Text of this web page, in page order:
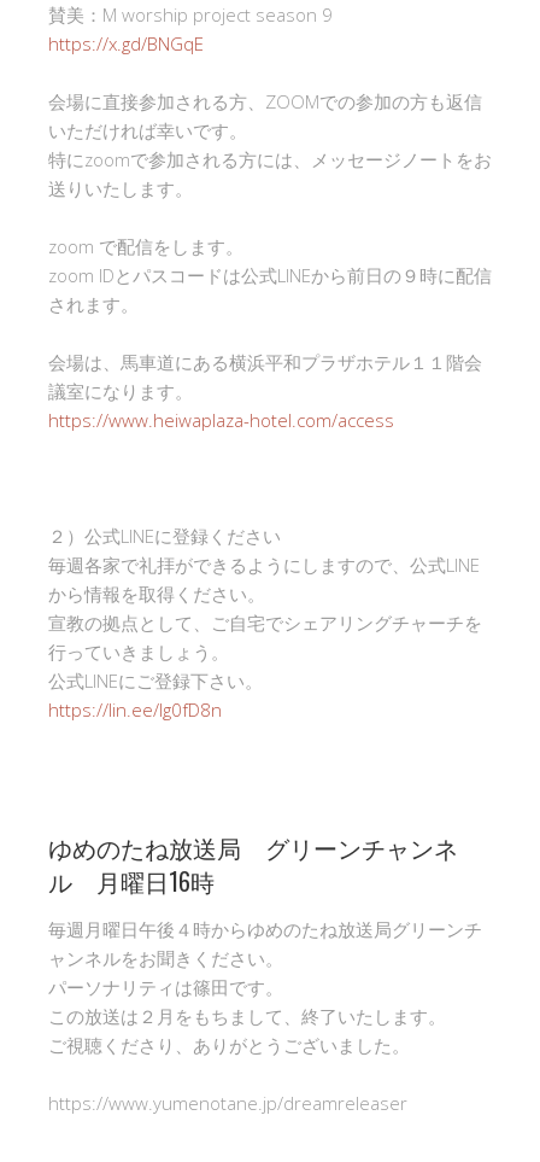
賛美：M worship project season 9
https://x.gd/BNGqE
会場に直接参加される方、ZOOMでの参加の方も返信
いただければ幸いです。
特にzoomで参加される方には、メッセージノートをお
送りいたします。
zoom で配信をします。
zoom IDとパスコードは公式LINEから前日の９時に配信
されます。
会場は、馬車道にある横浜平和プラザホテル１１階会
議室になります。
https://www.heiwaplaza-hotel.com/access
２）公式LINEに登録ください
毎週各家で礼拝ができるようにしますので、公式LINE
から情報を取得ください。
宣教の拠点として、ご自宅でシェアリングチャーチを
行っていきましょう。
公式LINEにご登録下さい。
https://lin.ee/Ig0fD8n
ゆめのたね放送局 グリーンチャンネ
ル 月曜日16時
毎週月曜日午後４時からゆめのたね放送局グリーンチ
ャンネルをお聞きください。
パーソナリティは篠田です。
この放送は２月をもちまして、終了いたします。
ご視聴くださり、ありがとうございました。
https://www.yumenotane.jp/dreamreleaser